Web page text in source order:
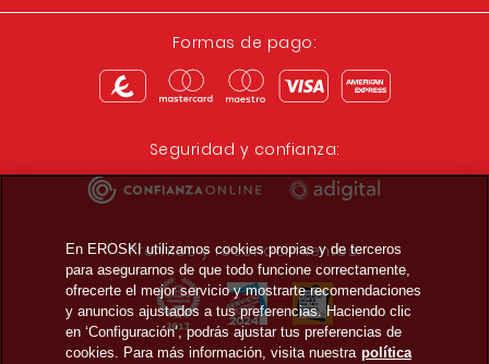
Formas de pago:
Seguridad y confianza:
Premios y reconocimientos:
En EROSKI utilizamos cookies propias y de terceros
para asegurarnos de que todo funcione correctamente,
ofrecerte el mejor servicio y mostrarte recomendaciones
y anuncios ajustados a tus preferencias. Haciendo clic
en ‘Configuración’, podrás ajustar tus preferencias de
cookies. Para más información, visita nuestra política